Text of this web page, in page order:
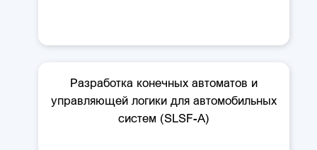
Разработка конечных автоматов и
управляющей логики для автомобильных
систем (SLSF-A)